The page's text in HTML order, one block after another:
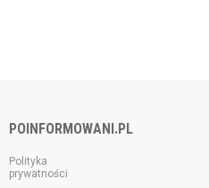
POINFORMOWANI.PL
Polityka
prywatności